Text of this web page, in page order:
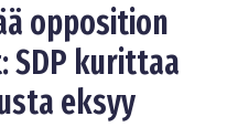
opposition
SDP kurittaa
eksyy